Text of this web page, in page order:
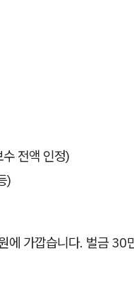
전액 인정)
)
에 가깝습니다. 벌금 30